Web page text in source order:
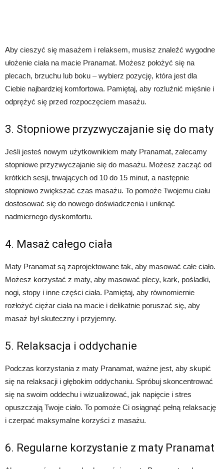
Aby cieszyć się masażem i relaksem, musisz znaleźć wygodne
ułożenie ciała na macie Pranamat. Możesz położyć się na
plecach, brzuchu lub boku – wybierz pozycję, która jest dla
Ciebie najbardziej komfortowa. Pamiętaj, aby rozluźnić mięśnie i
odprężyć się przed rozpoczęciem masażu.
3. Stopniowe przyzwyczajanie się do maty
Jeśli jesteś nowym użytkownikiem maty Pranamat, zalecamy
stopniowe przyzwyczajanie się do masażu. Możesz zacząć od
krótkich sesji, trwających od 10 do 15 minut, a następnie
stopniowo zwiększać czas masażu. To pomoże Twojemu ciału
dostosować się do nowego doświadczenia i uniknąć
nadmiernego dyskomfortu.
4. Masaż całego ciała
Maty Pranamat są zaprojektowane tak, aby masować całe ciało.
Możesz korzystać z maty, aby masować plecy, kark, pośladki,
nogi, stopy i inne części ciała. Pamiętaj, aby równomiernie
rozłożyć ciężar ciała na macie i delikatnie poruszać się, aby
masaż był skuteczny i przyjemny.
5. Relaksacja i oddychanie
Podczas korzystania z maty Pranamat, ważne jest, aby skupić
się na relaksacji i głębokim oddychaniu. Spróbuj skoncentrować
się na swoim oddechu i wizualizować, jak napięcie i stres
opuszczają Twoje ciało. To pomoże Ci osiągnąć pełną relaksację
i czerpać maksymalne korzyści z masażu.
6. Regularne korzystanie z maty Pranamat